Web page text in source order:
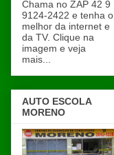
Chama no ZAP 42 9
9124-2422 e tenha o
melhor da internet e
da TV. Clique na
imagem e veja
mais...
AUTO ESCOLA
MORENO